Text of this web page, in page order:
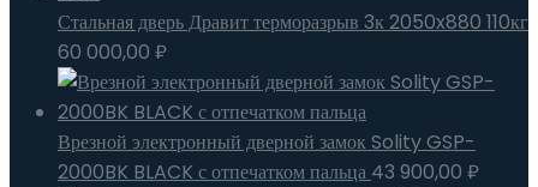
Стальная дверь Дравит терморазрыв 3к 2050x880 110кг
60 000,00 ₽
Врезной электронный дверной замок Solity GSP-
2000BK BLACK с отпечатком пальца 43 900,00 ₽